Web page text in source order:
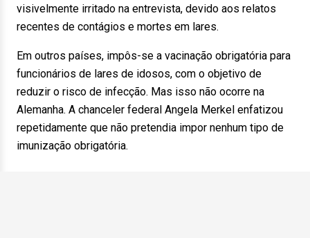
visivelmente irritado na entrevista, devido aos relatos
recentes de contágios e mortes em lares.
Em outros países, impôs-se a vacinação obrigatória para
funcionários de lares de idosos, com o objetivo de
reduzir o risco de infecção. Mas isso não ocorre na
Alemanha. A chanceler federal Angela Merkel enfatizou
repetidamente que não pretendia impor nenhum tipo de
imunização obrigatória.